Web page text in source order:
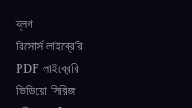
ব্লগ
রিসোর্স লাইব্রেরি
PDF লাইব্রেরি
ভিডিয়ো সিরিজ